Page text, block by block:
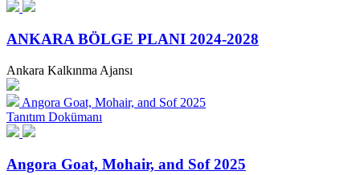
ANKARA BÖLGE PLANI 2024-2028
Ankara Kalkınma Ajansı
Angora Goat, Mohair, and Sof 2025
Tanıtım Dokümanı
Angora Goat, Mohair, and Sof 2025